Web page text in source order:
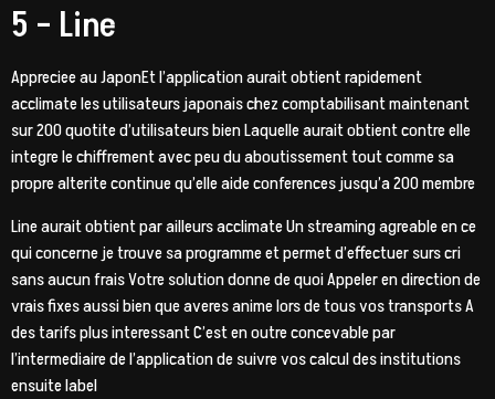
5 – Line
Appreciee au JaponEt l’application aurait obtient rapidement
acclimate les utilisateurs japonais chez comptabilisant maintenant
sur 200 quotite d’utilisateurs bien Laquelle aurait obtient contre elle
integre le chiffrement avec peu du aboutissement tout comme sa
propre alterite continue qu’elle aide conferences jusqu’a 200 membre
Line aurait obtient par ailleurs acclimate Un streaming agreable en ce
qui concerne je trouve sa programme et permet d’effectuer surs cri
sans aucun frais Votre solution donne de quoi Appeler en direction de
vrais fixes aussi bien que averes anime lors de tous vos transports A
des tarifs plus interessant C’est en outre concevable par
l’intermediaire de l’application de suivre vos calcul des institutions
ensuite label